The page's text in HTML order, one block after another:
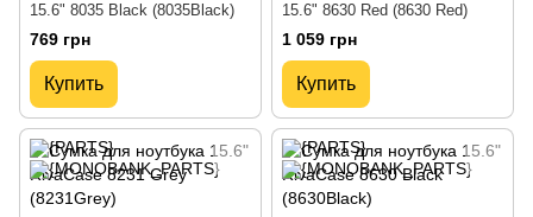
15.6" 8035 Black (8035Black)
769 грн
Купить
15.6" 8630 Red (8630 Red)
1 059 грн
Купить